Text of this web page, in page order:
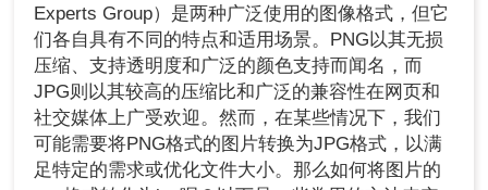
Experts Group）是两种广泛使用的图像格式，但它
们各自具有不同的特点和适用场景。PNG以其无损
压缩、支持透明度和广泛的颜色支持而闻名，而
JPG则以其较高的压缩比和广泛的兼容性在网页和
社交媒体上广受欢迎。然而，在某些情况下，我们
可能需要将PNG格式的图片转换为JPG格式，以满
足特定的需求或优化文件大小。那么如何将图片的